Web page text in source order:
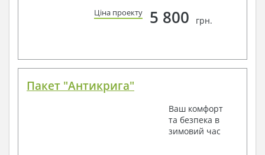
Ціна проекту 5 800 грн.
Пакет "Антикрига"
Ваш комфорт
та безпека в
зимовий час